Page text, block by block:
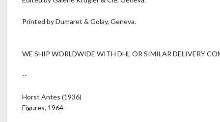
Printed by Dumaret & Golay, Geneva.
WE SHIP WORLDWIDE WITH DHL OR SIMILAR DELIVERY
--
Horst Antes (1936)
Figures, 1964